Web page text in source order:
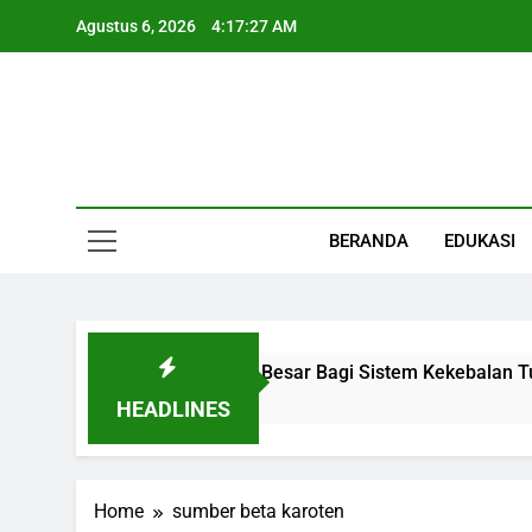
Agustus 6, 2026 4:17:28 AM
BERANDA EDUKASI
HEADLINES
Kecil Dengan Peran Besar Bagi Sistem Kekebalan
Home sumber beta karoten